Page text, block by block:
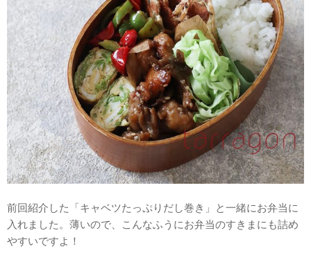
前回紹介した「キャベツたっぷりだし巻き」と一緒にお弁当に
入れました。薄いので、こんなふうにお弁当のすきまにも詰め
やすいですよ！